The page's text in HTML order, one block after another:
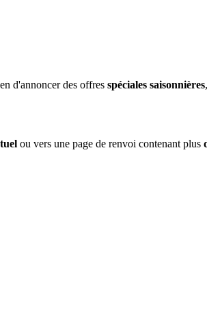
d'annoncer des offres spéciales saisonnières
ou vers une page de renvoi contenant plus